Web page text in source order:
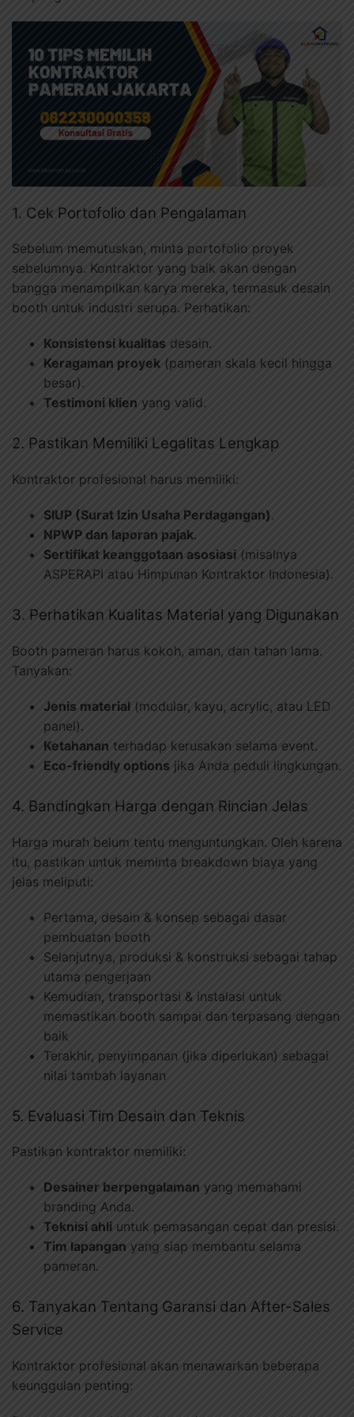
1. Cek Portofolio dan Pengalaman
Sebelum memutuskan, minta portofolio proyek
sebelumnya. Kontraktor yang baik akan dengan
bangga menampilkan karya mereka, termasuk desain
booth untuk industri serupa. Perhatikan:
Konsistensi kualitas desain.
Keragaman proyek (pameran skala kecil hingga
besar).
Testimoni klien yang valid.
2. Pastikan Memiliki Legalitas Lengkap
Kontraktor profesional harus memiliki:
SIUP (Surat Izin Usaha Perdagangan).
NPWP dan laporan pajak.
Sertifikat keanggotaan asosiasi (misalnya
ASPERAPI atau Himpunan Kontraktor Indonesia).
3. Perhatikan Kualitas Material yang Digunakan
Booth pameran harus kokoh, aman, dan tahan lama.
Tanyakan:
Jenis material (modular, kayu, acrylic, atau LED
panel).
Ketahanan terhadap kerusakan selama event.
Eco-friendly options jika Anda peduli lingkungan.
4. Bandingkan Harga dengan Rincian Jelas
Harga murah belum tentu menguntungkan. Oleh karena
itu, pastikan untuk meminta breakdown biaya yang
jelas meliputi:
Pertama, desain & konsep sebagai dasar
pembuatan booth
Selanjutnya, produksi & konstruksi sebagai tahap
utama pengerjaan
Kemudian, transportasi & instalasi untuk
memastikan booth sampai dan terpasang dengan
baik
Terakhir, penyimpanan (jika diperlukan) sebagai
nilai tambah layanan
5. Evaluasi Tim Desain dan Teknis
Pastikan kontraktor memiliki:
Desainer berpengalaman yang memahami
branding Anda.
Teknisi ahli untuk pemasangan cepat dan presisi.
Tim lapangan yang siap membantu selama
pameran.
6. Tanyakan Tentang Garansi dan After-Sales
Service
Kontraktor profesional akan menawarkan beberapa
keunggulan penting: